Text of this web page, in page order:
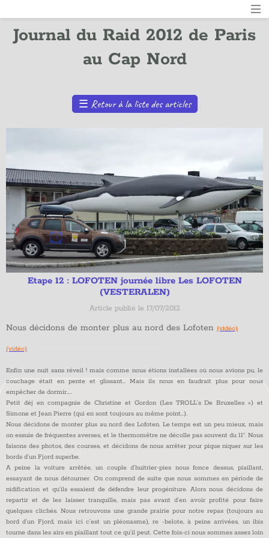
Journal du Raid 2012 de Paris
au Cap Nord
☰ Retour à la liste des articles
Etape 12 : LOFOTEN journée libre Les LOFOTEN
(VESTERALEN)
Article publié le 17/07/2012
Nous décidons de monter plus au nord des Lofoten (vidéo)
(vidéo)
Enfin une nuit sans réveil ! mais comme nous étions installées où nous avions pu, le
couchage était en pente et glissant… Mais ils nous en faudrait plus pour nous
empêcher de dormir…..
Petit dèj en compagnie de Christine et Gordon (Les TROLL’s De Bruxelles ») et
Simone et Jean Pierre (qui en sont toujours au même point…).
Nous décidons de monter plus au nord des Lofoten. Le temps est un peu mieux, mais
on essuie de fréquentes averses, et le thermomêtre ne décolle pas souvent du 11°. Nous
faisons des photos, des courses, et décidons de nous arrêter pour pique niquer sur les
bords d’un Fjord superbe.
A peine la voiture arrêtée, un couple d’huitrier-pies nous fonce dessus, piaillant,
essayant de nous détourner. On comprend de suite que nous sommes en période de
nidification et qu’ils essaient de défendre leur progéniture. Alors nous décidons de
repartir et de les laisser tranquille, mais pas avant d’en avoir profité pour faire
quelques clichés. Nous retrouvons une grande prairie pour notre repas (toujours au
bord d’un Fjord, mais ici c’est un pléonasme), re -belote, à peine arrivées, un ibis
tourne dans les airs en piaillant tout ce qu’il peut. Cette fois-ci nous sommes assez loin